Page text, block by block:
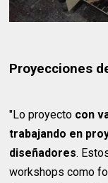
Proyecciones
"Lo proyecto con
trabajando en
diseñadores.
workshops como